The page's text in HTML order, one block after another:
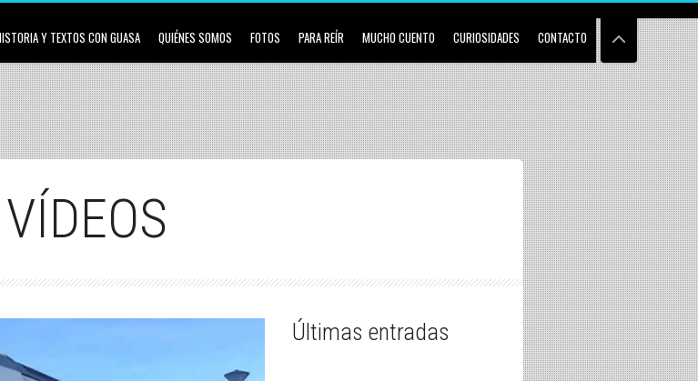
Y TEXTOS CON GUASA QUIÉNES SOMOS FOTOS PARA REÍR MUCHO CUENTO CURIOSIDADES CONTACTO
VÍDEOS
Últimas entradas